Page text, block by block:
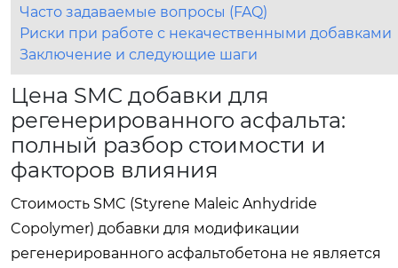
Часто задаваемые вопросы (FAQ)
Риски при работе с некачественными добавками
Заключение и следующие шаги
Цена SMC добавки для
регенерированного асфальта:
полный разбор стоимости и
факторов влияния
Стоимость SMC (Styrene Maleic Anhydride
Copolymer) добавки для модификации
регенерированного асфальтобетона не является